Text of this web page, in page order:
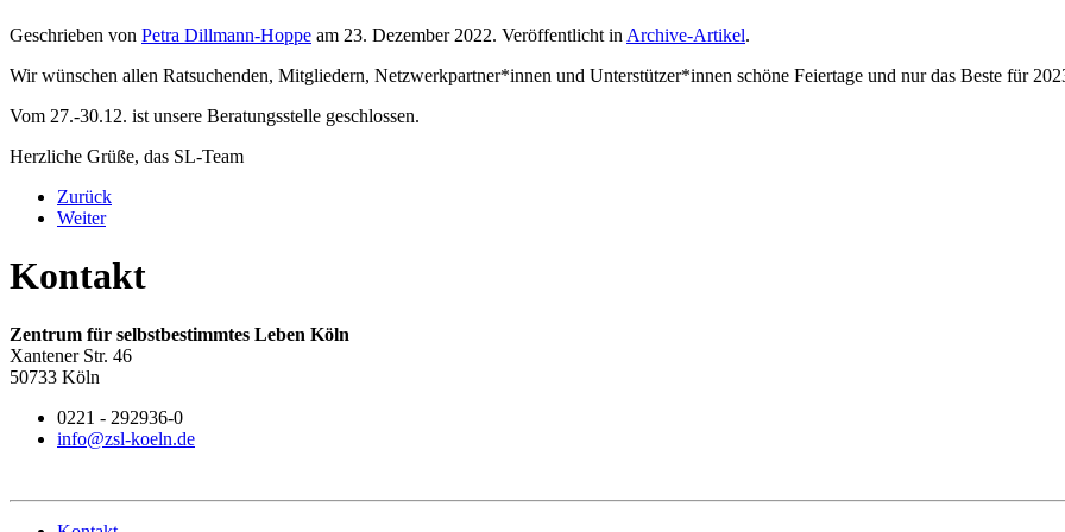
Geschrieben von Petra Dillmann-Hoppe am 23. Dezember 2022. Veröffentlicht in Archive-Artikel.
Wir wünschen allen Ratsuchenden, Mitgliedern, Netzwerkpartner*innen und Unterstützer*innen schöne Feiertage und nur das Beste für
Vom 27.-30.12. ist unsere Beratungsstelle geschlossen.
Herzliche Grüße, das SL-Team
Zurück
Weiter
Kontakt
Zentrum für selbstbestimmtes Leben Köln
Xantener Str. 46
50733 Köln
0221 - 292936-0
info@zsl-koeln.de